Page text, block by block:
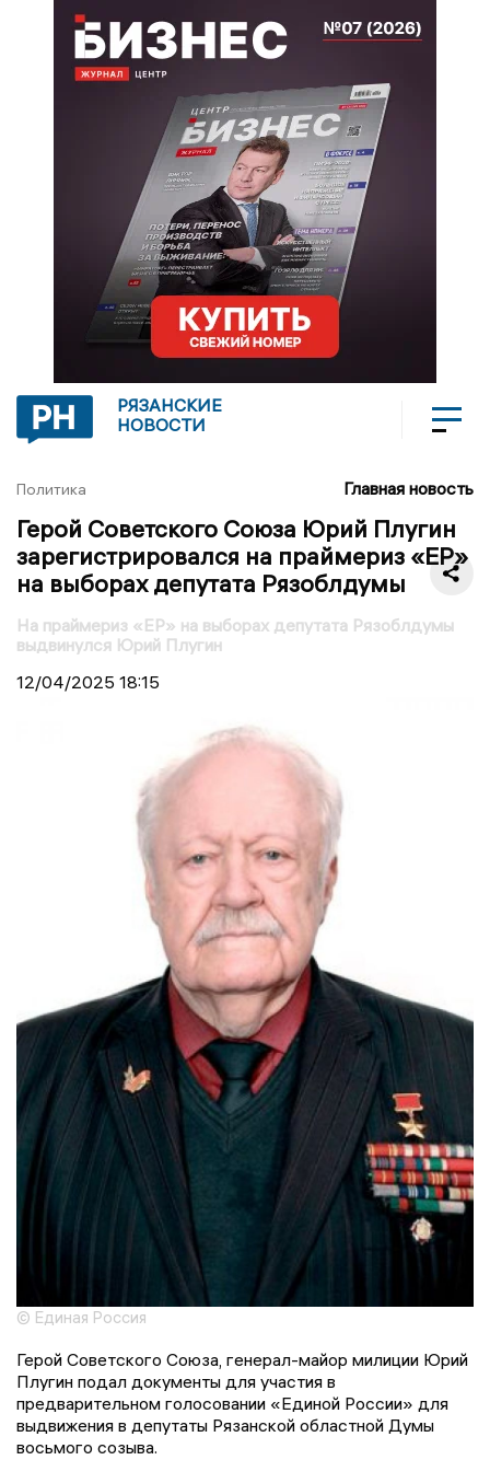
РЯЗАНСКИЕ
НОВОСТИ
Политика Главная новость
Герой Советского Союза Юрий Плугин
зарегистрировался на праймериз «ЕР»
на выборах депутата Рязоблдумы
На праймериз «ЕР» на выборах депутата Рязоблдумы
выдвинулся Юрий Плугин
12/04/2025 18:15
© Единая Россия
Герой Советского Союза, генерал-майор милиции Юрий
Плугин подал документы для участия в
предварительном голосовании «Единой России» для
выдвижения в депутаты Рязанской областной Думы
восьмого созыва.